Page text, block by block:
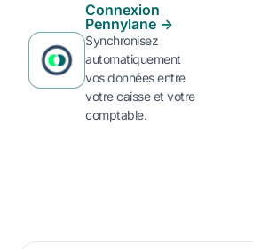
Connexion
Pennylane ->
Synchronisez
automatiquement
vos données entre
votre caisse et votre
comptable.